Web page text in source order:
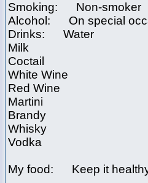
Smoking: Non-smoker
Alcohol: On special
Drinks: Water
Milk
Coctail
White Wine
Red Wine
Martini
Brandy
Whisky
Vodka
My food: Keep it